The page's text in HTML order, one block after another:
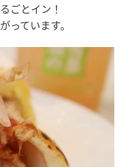
ごとイン！
っています。